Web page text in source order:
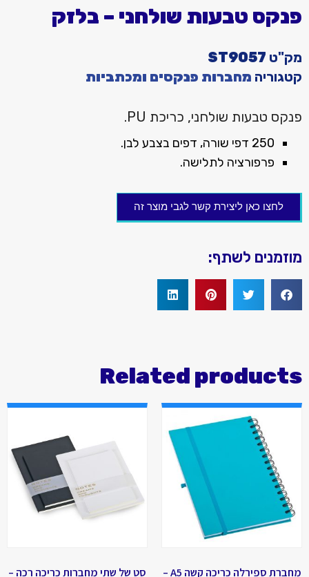
פנקס טבעות שולחני – בלזק
מק"ט ST9057
קטגוריה מחברות פנקסים ומכתביות
פנקס טבעות שולחני, כריכת PU.
250 דפי שורה, דפים בצבע לבן.
פרפורציה לתלישה.
לחצו כאן ליצירת קשר לגבי מוצר זה
מוזמנים לשתף:
Related products
מחברת ספירלה כריכה קשה A5 –
סט של שתי מחברות כריכה רכה –